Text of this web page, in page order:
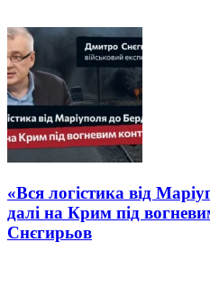
«Вся логістика від
далі на Крим під
Снєгирьов